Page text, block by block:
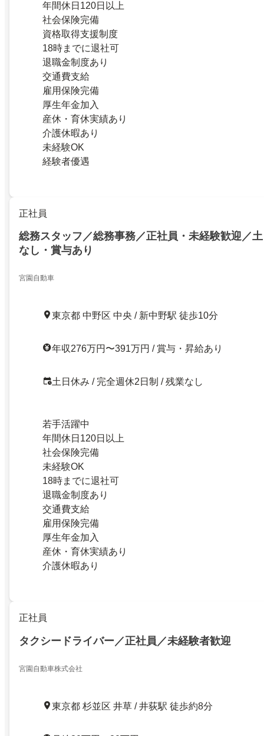
年間休日120日以上
社会保険完備
資格取得支援制度
18時までに退社可
退職金制度あり
交通費支給
雇用保険完備
厚生年金加入
産休・育休実績あり
介護休暇あり
未経験OK
経験者優遇
正社員
総務スタッフ／総務事務／正社員・未経験歓迎／
なし・賞与あり
宮園自動車
東京都 中野区 中央 / 新中野駅 徒歩10分
年収276万円〜391万円 / 賞与・昇給あり
土日休み / 完全週休2日制 / 残業なし
若手活躍中
年間休日120日以上
社会保険完備
未経験OK
18時までに退社可
退職金制度あり
交通費支給
雇用保険完備
厚生年金加入
産休・育休実績あり
介護休暇あり
正社員
タクシードライバー／正社員／未経験者歓迎
宮園自動車株式会社
東京都 杉並区 井草 / 井荻駅 徒歩約8分